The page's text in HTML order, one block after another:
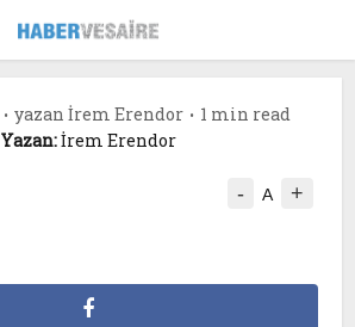
yazan İrem Erendor
1 min read
Yazan:İrem Erendor
- A +